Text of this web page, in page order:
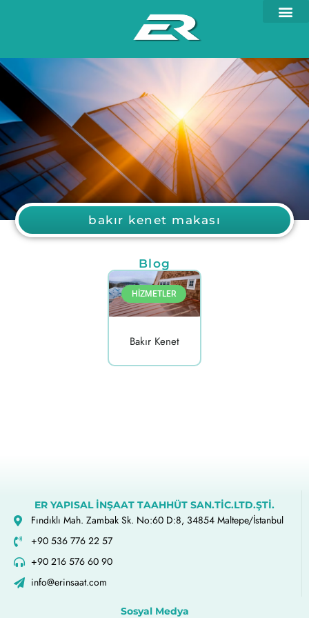
bakır kenet makası
Blog
HİZMETLER
Bakır Kenet
ER YAPISAL İNŞAAT TAAHHÜT SAN.TİC.LTD.ŞTİ.
Fındıklı Mah. Zambak Sk. No:60 D:8, 34854 Maltepe/İstanbul
+90 536 776 22 57
+90 216 576 60 90
info@erinsaat.com
Sosyal Medya